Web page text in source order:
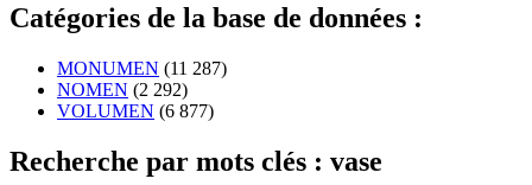
Catégories de la base de données :
MONUMEN (11 287)
NOMEN (2 292)
VOLUMEN (6 877)
Recherche par mots clés : vase